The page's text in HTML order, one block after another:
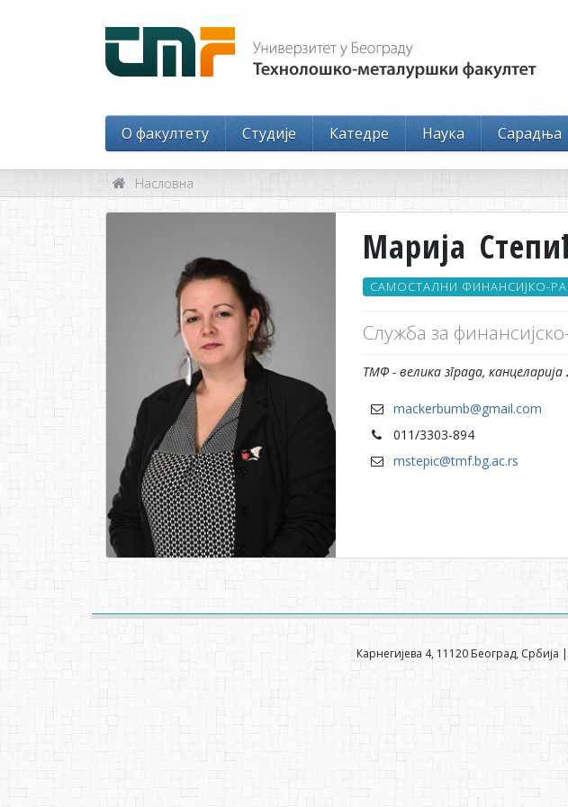
O факултету Студије Катедре Наука Сарадња
Насловна
Марија
САМОСТАЛНИ ФИНАНСИЈКО-
Служба за
ТМФ - велика зграда, канцеларија
mackerbumb@gmail.com
011/3303-894
mstepic@tmf.bg.ac.rs
Карнегијева 4, 11120 Београд, Србија